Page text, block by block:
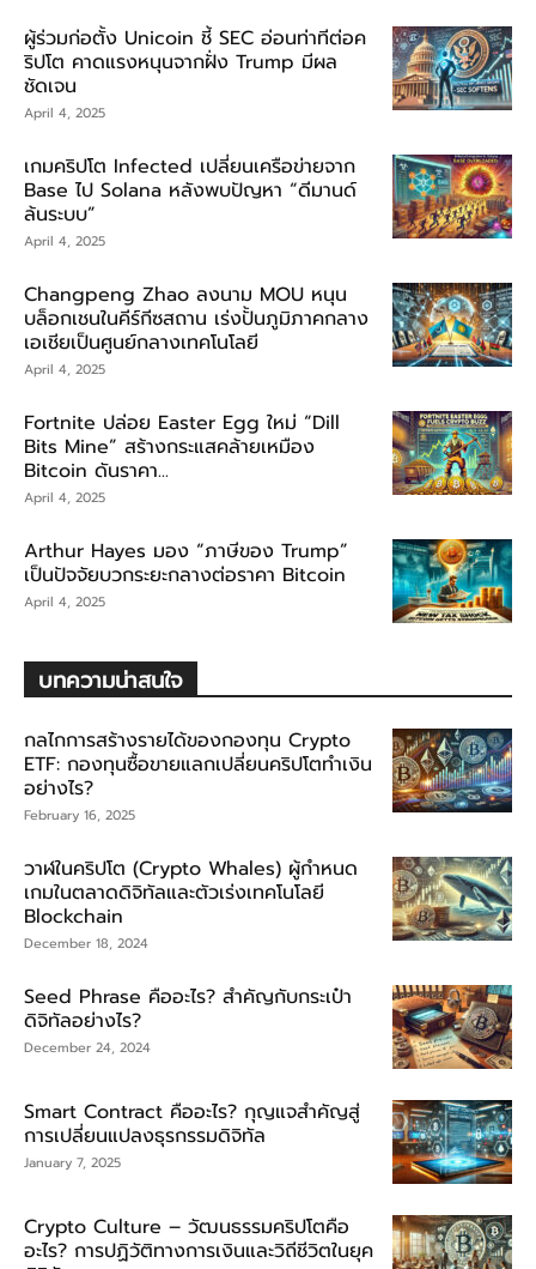
ผู้ร่วมก่อตั้ง Unicoin ชี้ SEC อ่อนท่าทีต่อค
ริปโต คาดแรงหนุนจากฝั่ง Trump มีผล
ชัดเจน
April 4, 2025
เกมคริปโต Infected เปลี่ยนเครือข่ายจาก
Base ไป Solana หลังพบปัญหา “ดีมานด์
ล้นระบบ”
April 4, 2025
Changpeng Zhao ลงนาม MOU หนุน
บล็อกเชนในคีร์กีซสถาน เร่งปั้นภูมิภาคกลาง
เอเชียเป็นศูนย์กลางเทคโนโลยี
April 4, 2025
Fortnite ปล่อย Easter Egg ใหม่ “Dill
Bits Mine” สร้างกระแสคล้ายเหมือง
Bitcoin ดันราคา...
April 4, 2025
Arthur Hayes มอง “ภาษีของ Trump”
เป็นปัจจัยบวกระยะกลางต่อราคา Bitcoin
April 4, 2025
บทความน่าสนใจ
กลไกการสร้างรายได้ของกองทุน Crypto
ETF: กองทุนซื้อขายแลกเปลี่ยนคริปโตทำเงิน
อย่างไร?
February 16, 2025
วาฬในคริปโต (Crypto Whales) ผู้กำหนด
เกมในตลาดดิจิทัลและตัวเร่งเทคโนโลยี
Blockchain
December 18, 2024
Seed Phrase คืออะไร? สำคัญกับกระเป๋า
ดิจิทัลอย่างไร?
December 24, 2024
Smart Contract คืออะไร? กุญแจสำคัญสู่
การเปลี่ยนแปลงธุรกรรมดิจิทัล
January 7, 2025
Crypto Culture – วัฒนธรรมคริปโตคือ
อะไร? การปฏิวัติทางการเงินและวิถีชีวิตในยุค